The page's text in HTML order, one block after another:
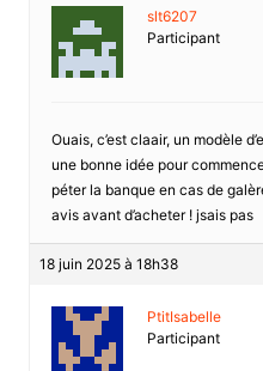
slt6207
Participant
Ouais, c’est claair, un modèle
une bonne idée pour
péter la banque en cas de
avis avant d’acheter ! jsais pas
18 juin 2025 à 18h38
PtitIsabelle
Participant